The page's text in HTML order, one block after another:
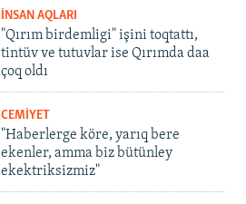
İNSAN AQLARI
"Qırım birdemligi" işini toqtattı,
tintüv ve tutuvlar ise Qırımda daa
çoq oldı
CEMİYET
"Haberlerge köre, yarıq bere
ekenler, amma biz bütünley
ekektriksizmiz"